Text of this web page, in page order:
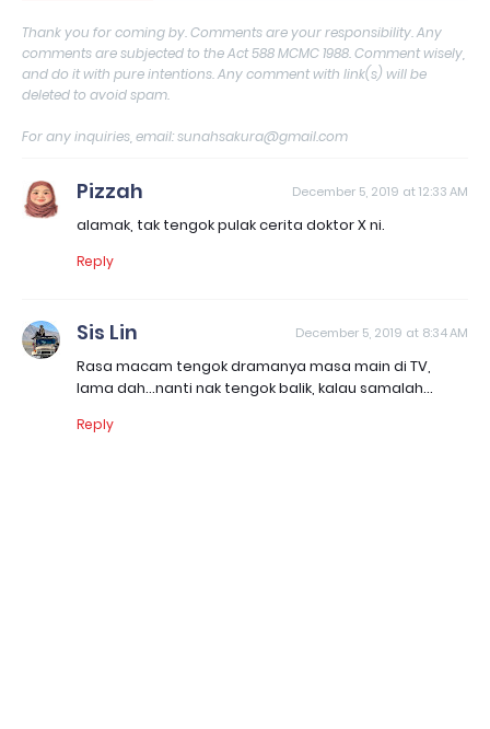
Thank you for coming by. Comments are your responsibility. Any
comments are subjected to the Act 588 MCMC 1988. Comment wisely,
and do it with pure intentions. Any comment with link(s) will be
deleted to avoid spam.
For any inquiries, email: sunahsakura@gmail.com
Pizzah December 5, 2019 at 12:33 AM
alamak, tak tengok pulak cerita doktor X ni.
Reply
Sis Lin December 5, 2019 at 8:34 AM
Rasa macam tengok dramanya masa main di TV,
lama dah...nanti nak tengok balik, kalau samalah...
Reply